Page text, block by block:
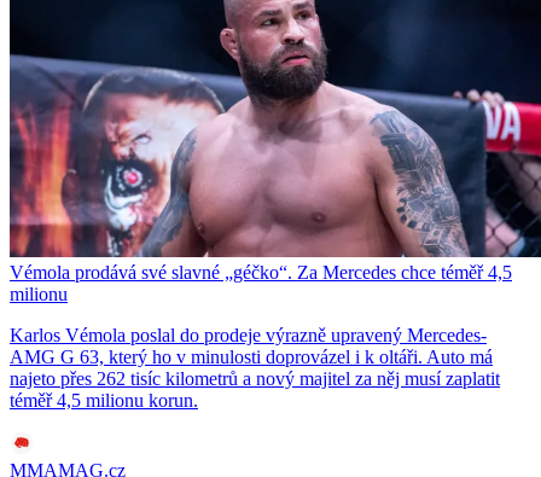
Vémola prodává své slavné „géčko“. Za Mercedes chce téměř 4,5
milionu
Karlos Vémola poslal do prodeje výrazně upravený Mercedes-
AMG G 63, který ho v minulosti doprovázel i k oltáři. Auto má
najeto přes 262 tisíc kilometrů a nový majitel za něj musí zaplatit
téměř 4,5 milionu korun.
MMAMAG.cz